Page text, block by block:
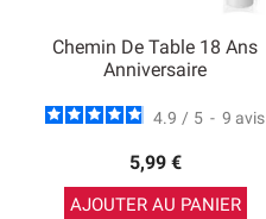
Chemin De Table 18 Ans
Anniversaire
4.9 / 5 - 9 avis
5,99 €
AJOUTER AU PANIER